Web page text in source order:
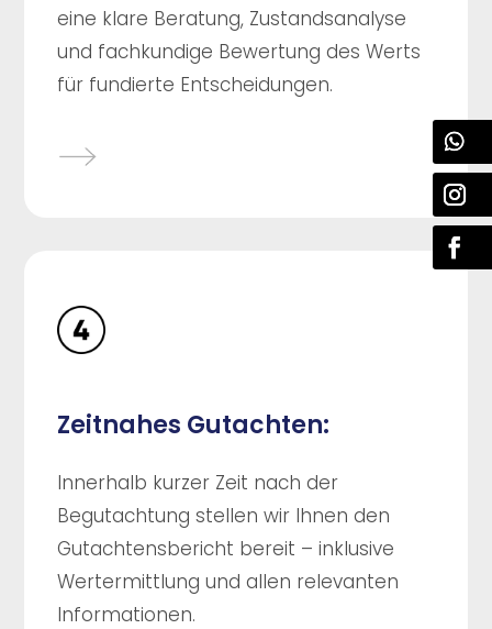
eine klare Beratung, Zustandsanalyse
und fachkundige Bewertung des Werts
für fundierte Entscheidungen.
Zeitnahes Gutachten:
Innerhalb kurzer Zeit nach der
Begutachtung stellen wir Ihnen den
Gutachtensbericht bereit – inklusive
Wertermittlung und allen relevanten
Informationen.